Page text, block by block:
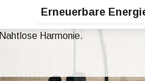
Erneuerbare
Nahtlose Harmonie.